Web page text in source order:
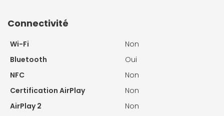
Connectivité
Wi-Fi
Non
Bluetooth
Oui
NFC
Non
Certification AirPlay
Non
AirPlay 2
Non